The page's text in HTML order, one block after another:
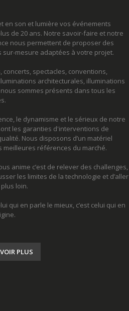
en son et lumière vos événements
de 20 ans. Notre savoir-faire et notre
nous permettent de proposer des
sur-mesure adaptées à votre projet.
concerts, spectacles, conventions,
architecturales, illuminations
sommes présents dans tous les
le dynamisme et le sérieux de notre
les garanties d'interventions de
Nous disposons d’un matériel
meilleures références du marché.
anime c’est de relever des challenges,
les limites de la technologie et d’aller
loin.
qui en parle le mieux, c’est celui qui en
PLUS